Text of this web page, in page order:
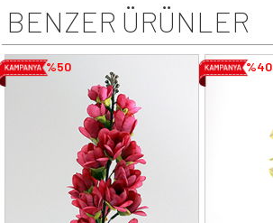
BENZER ÜRÜNLER
%50 %40